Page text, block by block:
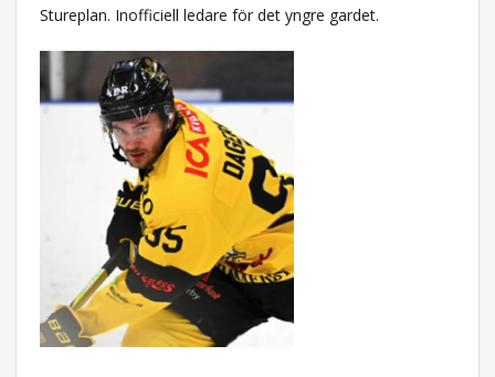
Stureplan. Inofficiell ledare för det yngre gardet.